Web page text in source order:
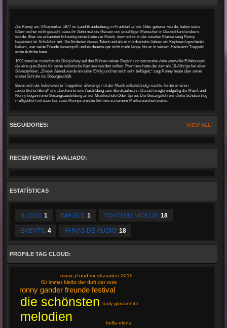
Als Ronny am 4.November 1977 im Land Brandenburg, in Frankfurt an der Oder geboren wurde, hätten seine
Eltern sicher nicht gedacht, dass ihr Sohn mal die Herzen von unzähligen Menschen in Deutschland erobern
würde. Aber sie erkannten frühzeitig seine Liebe zur Musik, denn schon in der zweiten Klasse sang Ronny
begeistert im Schulchor mit. Sie förderten dieses Talent und als er mit dreizehn Jahren ein Keyboard geschenkt
bekam, war seine Freude riesengroß und es dauerte gar nicht mehr lange, bis er in seinem Heimatort Treppeln
erste Auftritte hatte.
1993 stand er zunächst als Discjockey auf den Bühnen seiner Region und sammelte viele wertvolle Erfahrungen,
die eine gute Basis für seine solistische Karriere werden sollten. Premiere hatte der damals 16-Jährige bei einer
Silvesterfeier. „Dieser Abend wurde ein toller Erfolg und hat mich sehr beflügelt,“ sagt Ronny heute über seine
ersten Schritte ins Showgeschäft.
Bevor sich der liebenswerte Treppelner allerdings mit der Musik selbstständig machte, lernte er einen
„ordentlichen Beruf“ und absolvierte eine Ausbildung zum Bürokaufmann. Danach siegte endgültig die Musik und
Ronny begann eine Gesangsausbildung an der Musikschule Oder-Spree. Die Gesangslehrerin Anke Schulze trug
maßgeblich mit dazu bei, dass Ronnys weiche Stimme zu seinem Markenzeichen wurde.
VIEW ALL
SEGUIDORES:
RECENTEMENTE AVALIADO:
ESTATÍSTICAS
BLOGS: 1 IMAGES: 1 YOUTUBE VIDEOS: 18
EVENTS: 4 FAIXAS DE ÁUDIO: 18
PROFILE TAG CLOUD:
die schönsten
melodien
ronny gander freunde festival
musical und musikzauber 2019
rudy giovannini
für immer bleibt der duft der rose
bella elena